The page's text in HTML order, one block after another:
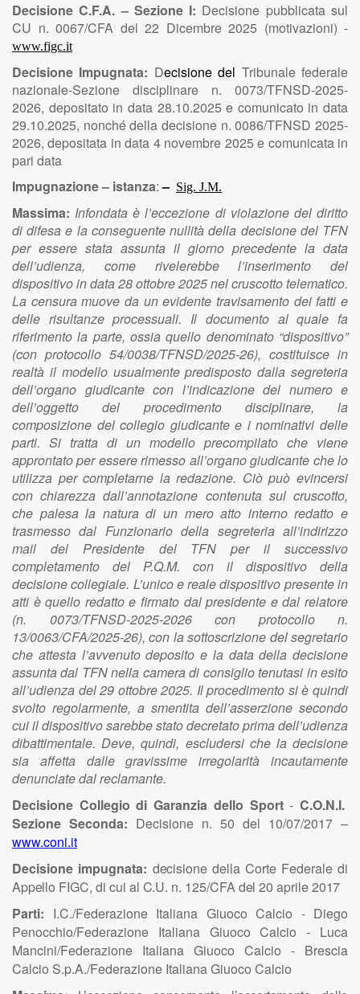
Decisione C.F.A. – Sezione I: Decisione pubblicata sul
CU n. 0067/CFA del 22 Dicembre 2025 (motivazioni) -
www.figc.it
Decisione Impugnata: Decisione del Tribunale federale
nazionale-Sezione disciplinare n. 0073/TFNSD-2025-
2026, depositato in data 28.10.2025 e comunicato in data
29.10.2025, nonché della decisione n. 0086/TFNSD 2025-
2026, depositata in data 4 novembre 2025 e comunicata in
pari data
Impugnazione – istanza:– Sig. J.M.
Massima: Infondata è l’eccezione di violazione del diritto
di difesa e la conseguente nullità della decisione del TFN
per essere stata assunta il giorno precedente la data
dell’udienza, come rivelerebbe l’inserimento del
dispositivo in data 28 ottobre 2025 nel cruscotto telematico.
La censura muove da un evidente travisamento dei fatti e
delle risultanze processuali. Il documento al quale fa
riferimento la parte, ossia quello denominato “dispositivo”
(con protocollo 54/0038/TFNSD/2025-26), costituisce in
realtà il modello usualmente predisposto dalla segreteria
dell’organo giudicante con l’indicazione del numero e
dell’oggetto del procedimento disciplinare, la
composizione del collegio giudicante e i nominativi delle
parti. Si tratta di un modello precompilato che viene
approntato per essere rimesso all’organo giudicante che lo
utilizza per completarne la redazione. Ciò può evincersi
con chiarezza dall’annotazione contenuta sul cruscotto,
che palesa la natura di un mero atto interno redatto e
trasmesso dal Funzionario della segreteria all’indirizzo
mail del Presidente del TFN per il successivo
completamento del P.Q.M. con il dispositivo della
decisione collegiale. L’unico e reale dispositivo presente in
atti è quello redatto e firmato dal presidente e dal relatore
(n. 0073/TFNSD-2025-2026 con protocollo n.
13/0063/CFA/2025-26), con la sottoscrizione del segretario
che attesta l’avvenuto deposito e la data della decisione
assunta dal TFN nella camera di consiglio tenutasi in esito
all’udienza del 29 ottobre 2025. Il procedimento si è quindi
svolto regolarmente, a smentita dell’asserzione secondo
cui il dispositivo sarebbe stato decretato prima dell’udienza
dibattimentale. Deve, quindi, escludersi che la decisione
sia affetta dalle gravissime irregolarità incautamente
denunciate dal reclamante.
Decisione Collegio di Garanzia dello Sport-C.O.N.I.
Sezione Seconda: Decisione n. 50 del 10/07/2017 –
www.coni.it
Decisione impugnata: decisione della Corte Federaledi
Appello FIGC, di cui al C.U. n. 125/CFAdel 20aprile2017
Parti: I.C./Federazione Italiana Giuoco Calcio - Diego
Penocchio/Federazione Italiana Giuoco Calcio - Luca
Mancini/Federazione Italiana Giuoco Calcio - Brescia
Calcio S.p.A./Federazione Italiana Giuoco Calcio